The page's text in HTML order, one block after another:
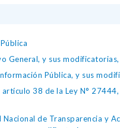
General, y sus
Pública, y sus
38 de la Ley N°
de Transparencia y